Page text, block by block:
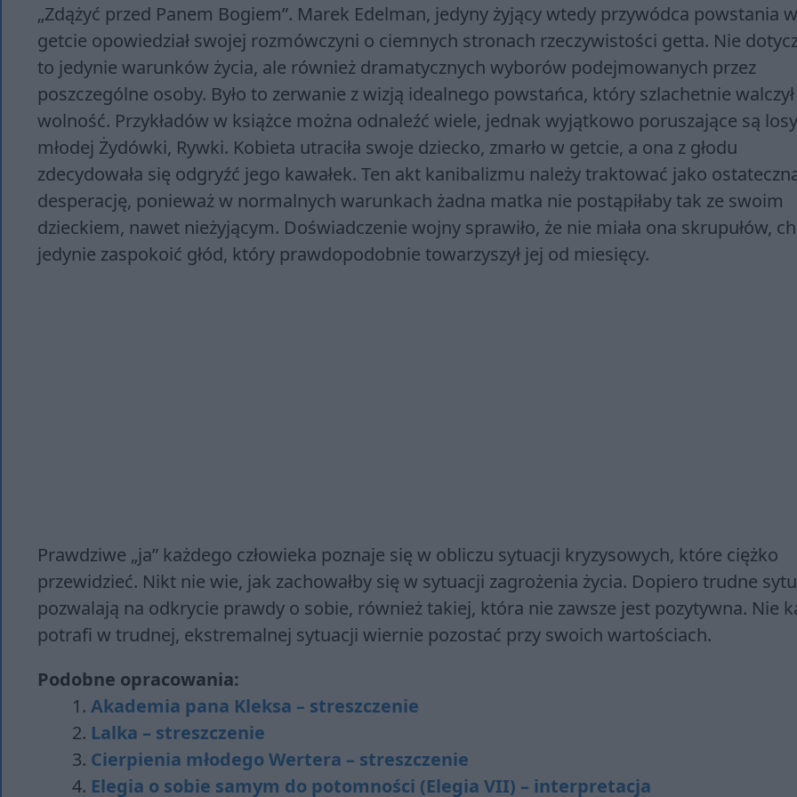
„Zdążyć przed Panem Bogiem”. Marek Edelman, jedyny żyjący wtedy przywódca powstania w
getcie opowiedział swojej rozmówczyni o ciemnych stronach rzeczywistości getta. Nie
to jedynie warunków życia, ale również dramatycznych wyborów podejmowanych przez
poszczególne osoby. Było to zerwanie z wizją idealnego powstańca, który szlachetnie
wolność. Przykładów w książce można odnaleźć wiele, jednak wyjątkowo poruszające są losy
młodej Żydówki, Rywki. Kobieta utraciła swoje dziecko, zmarło w getcie, a ona z głodu
zdecydowała się odgryźć jego kawałek. Ten akt kanibalizmu należy traktować jako
desperację, ponieważ w normalnych warunkach żadna matka nie postąpiłaby tak ze swoim
dzieckiem, nawet nieżyjącym. Doświadczenie wojny sprawiło, że nie miała ona skrupułów,
jedynie zaspokoić głód, który prawdopodobnie towarzyszył jej od miesięcy.
Prawdziwe „ja” każdego człowieka poznaje się w obliczu sytuacji kryzysowych, które ciężko
przewidzieć. Nikt nie wie, jak zachowałby się w sytuacji zagrożenia życia. Dopiero trudne
pozwalają na odkrycie prawdy o sobie, również takiej, która nie zawsze jest pozytywna. Nie
potrafi w trudnej, ekstremalnej sytuacji wiernie pozostać przy swoich wartościach.
Podobne opracowania:
Akademia pana Kleksa – streszczenie
Lalka – streszczenie
Cierpienia młodego Wertera – streszczenie
Elegia o sobie samym do potomności (Elegia VII) – interpretacja